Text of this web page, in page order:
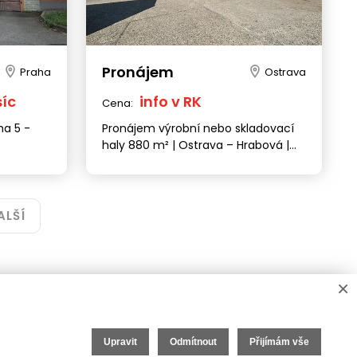
Praha
5 -
Pronájem Ostrava
Cena: info v RK
Pronájem výrobní nebo skladovací
haly 880 m² | Ostrava – Hrabová |
Ostrava
Pobočka
+420 727 983 315
Olomouc
Pobočka
+420 222 310 399
Realitní zpravodaj
×
Upravit Odmítnout Přijímám vše